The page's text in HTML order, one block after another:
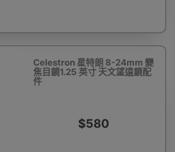
Celestron 星特朗 8-24mm 變
焦目鏡1.25 英寸 天文望遠鏡配
件
$580